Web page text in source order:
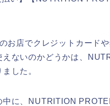
お店でクレジットカード
ないのかどうかは、
した。
に、NUTRITION